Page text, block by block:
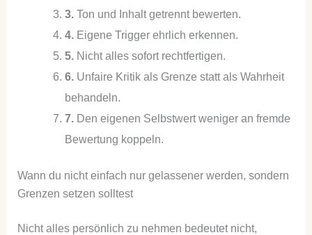
3.Ton und Inhalt getrennt bewerten.
4.Eigene Trigger ehrlich erkennen.
5.Nicht alles sofort rechtfertigen.
6.Unfaire Kritik als Grenze statt als Wahrheit
behandeln.
7.Den eigenen Selbstwert weniger an fremde
Bewertung koppeln.
Wann du nicht einfach nur gelassener werden, sondern
Grenzen setzen solltest
Nicht alles persönlich zu nehmen bedeutet nicht,